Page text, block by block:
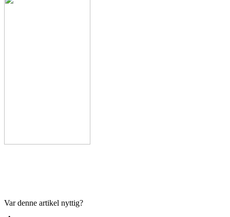
Var denne artikel nyttig?